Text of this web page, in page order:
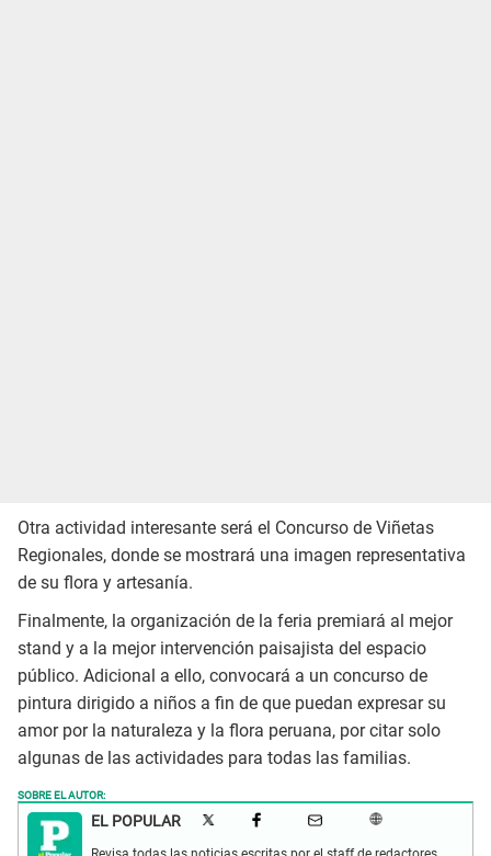
Otra actividad interesante será el Concurso de Viñetas
Regionales, donde se mostrará una imagen representativa
de su flora y artesanía.
Finalmente, la organización de la feria premiará al mejor
stand y a la mejor intervención paisajista del espacio
público. Adicional a ello, convocará a un concurso de
pintura dirigido a niños a fin de que puedan expresar su
amor por la naturaleza y la flora peruana, por citar solo
algunas de las actividades para todas las familias.
SOBRE EL AUTOR:
EL POPULAR